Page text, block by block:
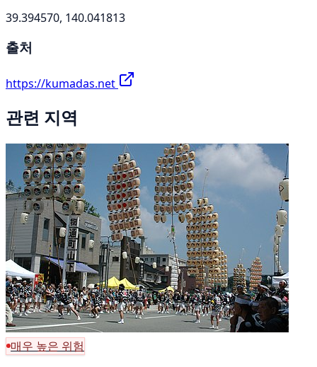
39.394570, 140.041813
출처
https://kumadas.net
관련 지역
매우 높은 위험